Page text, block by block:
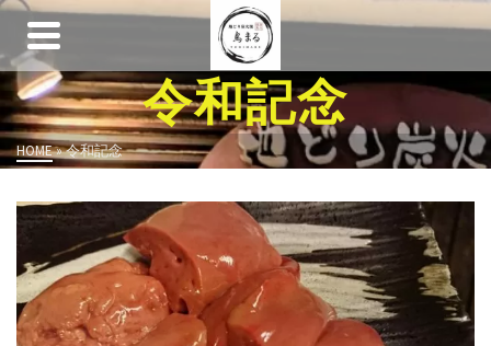
令和記念
HOME»令和記念